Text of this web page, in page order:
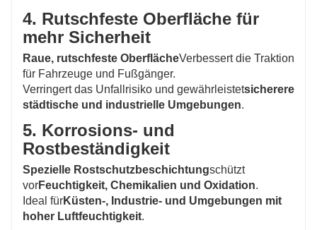
4. Rutschfeste Oberfläche für
mehr Sicherheit
Raue, rutschfeste OberflächeVerbessert die Traktion
für Fahrzeuge und Fußgänger.
Verringert das Unfallrisiko und gewährleistetsicherere
städtische und industrielle Umgebungen.
5. Korrosions- und
Rostbeständigkeit
Spezielle Rostschutzbeschichtungschützt
vorFeuchtigkeit, Chemikalien und Oxidation.
Ideal fürKüsten-, Industrie- und Umgebungen mit
hoher Luftfeuchtigkeit.